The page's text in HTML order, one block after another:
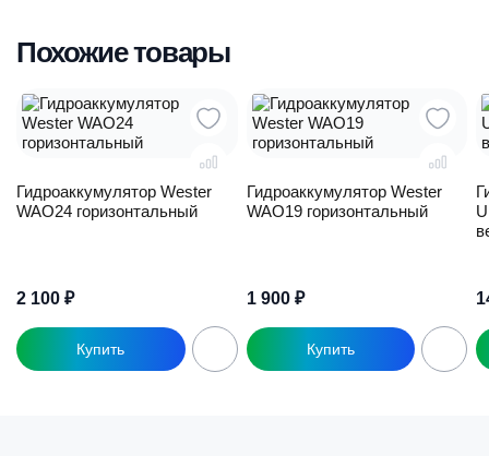
Похожие товары
Гидроаккумулятор Wester
WAO24 горизонтальный
2 100 ₽
Гидроаккумулятор Wester
WAO19 горизонтальный
1 900 ₽